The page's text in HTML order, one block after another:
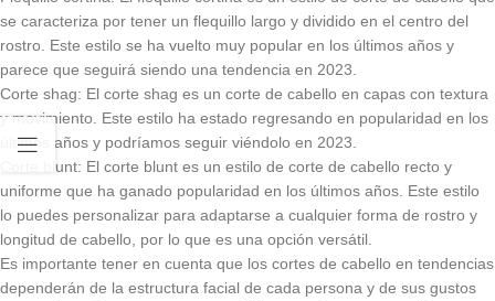
se caracteriza por tener un flequillo largo y dividido en el centro del
rostro. Este estilo se ha vuelto muy popular en los últimos años y
parece que seguirá siendo una tendencia en 2023.
Corte shag: El corte shag es un corte de cabello en capas con textura
y movimiento. Este estilo ha estado regresando en popularidad en los
últimos años y podríamos seguir viéndolo en 2023.
Corte blunt: El corte blunt es un estilo de corte de cabello recto y
uniforme que ha ganado popularidad en los últimos años. Este estilo
lo puedes personalizar para adaptarse a cualquier forma de rostro y
longitud de cabello, por lo que es una opción versátil.
Es importante tener en cuenta que los cortes de cabello en tendencias
dependerán de la estructura facial de cada persona y de sus gustos